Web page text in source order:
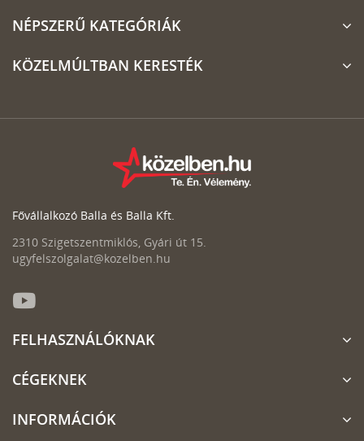
NÉPSZERŰ KATEGÓRIÁK
KÖZELMÚLTBAN KERESTÉK
Fővállalkozó Balla és Balla Kft.
2310 Szigetszentmiklós, Gyári út 15.
ugyfelszolgalat@kozelben.hu
FELHASZNÁLÓKNAK
CÉGEKNEK
INFORMÁCIÓK